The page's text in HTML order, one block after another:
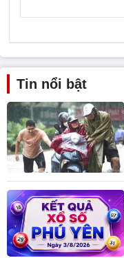
Tin nổi bật